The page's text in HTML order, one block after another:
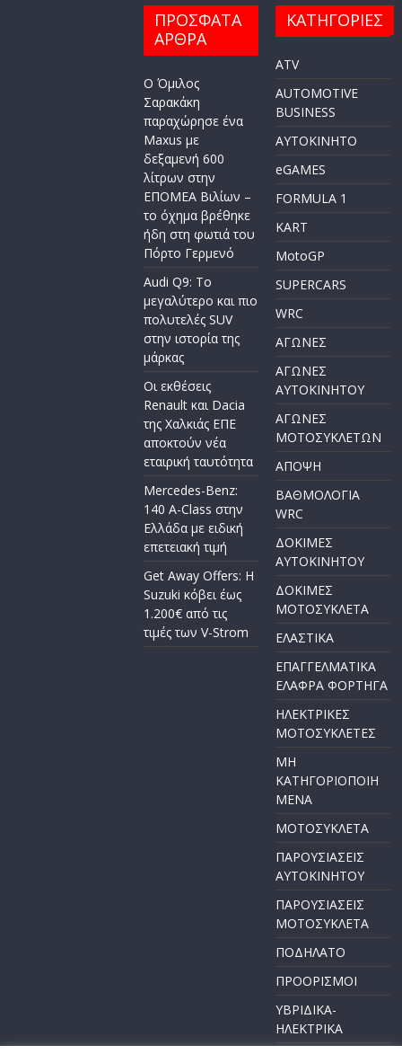
ΠΡΟΣΦΑΤΑ
ΑΡΘΡΑ
Ο Όμιλος
Σαρακάκη
παραχώρησε ένα
Maxus με
δεξαμενή 600
λίτρων στην
ΕΠΟΜΕΑ Βιλίων –
το όχημα βρέθηκε
ήδη στη φωτιά του
Πόρτο Γερμενό
Audi Q9: Το
μεγαλύτερο και πιο
πολυτελές SUV
στην ιστορία της
μάρκας
Οι εκθέσεις
Renault και Dacia
της Χαλκιάς ΕΠΕ
αποκτούν νέα
εταιρική ταυτότητα
Mercedes-Benz:
140 A-Class στην
Ελλάδα με ειδική
επετειακή τιμή
Get Away Offers: Η
Suzuki κόβει έως
1.200€ από τις
τιμές των V-Strom
ΚΑΤΗΓΟΡΙΕΣ
ATV
AUTOMOTIVE
BUSINESS
AYTOKINHTO
eGAMES
FORMULA 1
KART
MotoGP
SUPERCARS
WRC
ΑΓΩΝΕΣ
ΑΓΩΝΕΣ
AYTOKINHTOY
ΑΓΩΝΕΣ
ΜΟΤΟΣΥΚΛΕΤΩΝ
ΑΠΟΨΗ
ΒΑΘΜΟΛΟΓΙΑ
WRC
ΔΟΚΙΜΕΣ
ΑΥΤΟΚΙΝΗΤΟΥ
ΔΟΚΙΜΕΣ
ΜΟΤΟΣΥΚΛΕΤΑ
ΕΛΑΣΤΙΚΑ
ΕΠΑΓΓΕΛΜΑΤΙΚΑ
ΕΛΑΦΡΑ ΦΟΡΤΗΓΑ
ΗΛΕΚΤΡΙΚΕΣ
ΜΟΤΟΣΥΚΛΕΤΕΣ
ΜΗ
ΚΑΤΗΓΟΡΙΟΠΟΙΗ
ΜΕΝΑ
ΜΟΤΟΣΥΚΛΕΤΑ
ΠΑΡΟΥΣΙΑΣΕΙΣ
ΑΥΤΟΚΙΝΗΤΟΥ
ΠΑΡΟΥΣΙΑΣΕΙΣ
ΜΟΤΟΣΥΚΛΕΤΑ
ΠΟΔΗΛΑΤΟ
ΠΡΟΟΡΙΣΜΟΙ
ΥΒΡΙΔΙΚΑ-
ΗΛΕΚΤΡΙΚΑ